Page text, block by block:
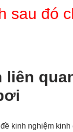
sau đó
liên
kinh nghiệm